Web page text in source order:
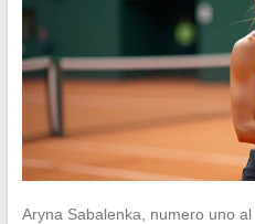
Aryna Sabalenka, numero uno